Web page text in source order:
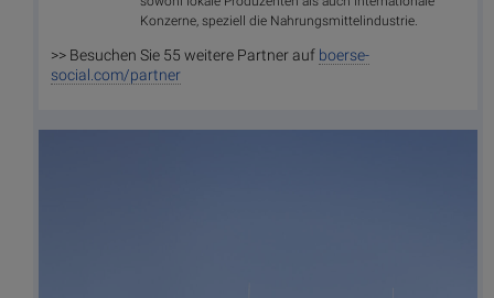
Konzerne, speziell die Nahrungsmittelindustrie.
>> Besuchen Sie 55 weitere Partner auf boerse-
social.com/partner